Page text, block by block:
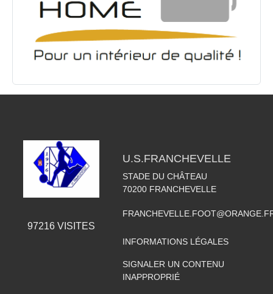
97216VISITES
U.S.FRANCHEVELLE
STADE DU CHÂTEAU
70200 FRANCHEVELLE
INFORMATIONS LÉGALES
SIGNALER UN CONTENU
INAPPROPRIÉ